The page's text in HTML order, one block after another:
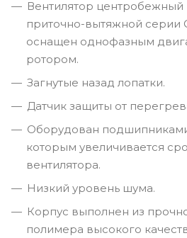
Вентилятор центробежный
приточно-вытяжной серии
оснащен однофазным
ротором.
Загнутые назад лопатки.
Датчик защиты от
Оборудован
которым увеличивается
вентилятора.
Низкий уровень шума.
Корпус выполнен из
полимера высокого